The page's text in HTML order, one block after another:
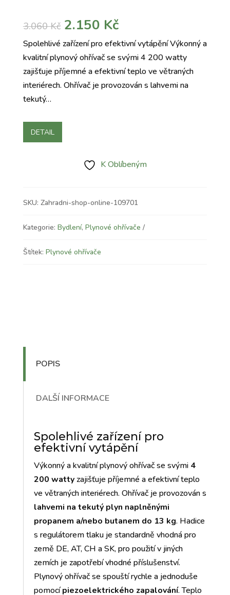
3.060Kč Původní
cena
byla:
3.060 Kč.
2.150 KčAktuální
cena
je:
2.150 Kč.
Spolehlivé zařízení pro efektivní vytápění Výkonný a
kvalitní plynový ohřívač se svými 4 200 watty
zajišťuje příjemné a efektivní teplo ve větraných
interiérech. Ohřívač je provozován s lahvemi na
tekutý…
DETAIL
K Oblíbeným
SKU: Zahradni-shop-online-109701
Kategorie: Bydlení, Plynové ohřívače
Štítek: Plynové ohřívače
POPIS
DALŠÍ INFORMACE
Spolehlivé zařízení pro
efektivní vytápění
Výkonný a kvalitní plynový ohřívač se svými 4
200 wattyzajišťuje příjemné a efektivní teplo
ve větraných interiérech. Ohřívač je provozován s
lahvemi na tekutý plyn naplněnými
propanem a/nebo butanem do 13 kg. Hadice
s regulátorem tlaku je standardně vhodná pro
země DE, AT, CH a SK, pro použití v jiných
zemích je zapotřebí vhodné příslušenství.
Plynový ohřívač se spouští rychle a jednoduše
pomocípiezoelektrického zapalování. Teplo